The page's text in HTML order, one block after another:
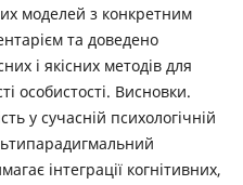
моделей з конкретним
та доведено
і якісних методів для
особистості. Висновки.
у сучасній психологічній
інтеграції когнітивних,